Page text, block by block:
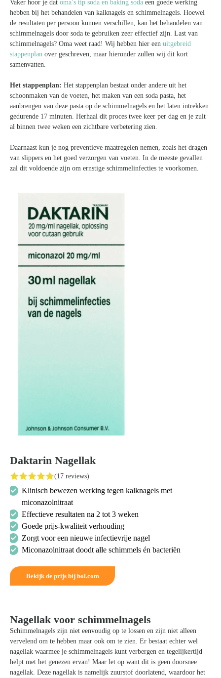
Vaker hoor je dat oma’s tip soda en baking soda een goede werking
hebben bij het behandelen van kalknagels en schimmelnagels. Hoewel
de resultaten per persoon kunnen verschillen, kan het behandelen van
schimmelnagels door soda te gebruiken zeer effectief zijn. Last van
schimmelnagels? Oma weet raad! Wij hebben hier een uitgebreid
stappenplan over geschreven, maar hieronder zullen wij dit kort
samenvatten.
Het stappenplan: Het stappenplan bestaat onder andere uit het
schoonmaken van de voeten, het maken van een soda pasta, het
aanbrengen van deze pasta op de schimmelnagels en het laten intrekken
gedurende 17 minuten. Herhaal dit proces twee keer per dag en je zult
al binnen twee weken een zichtbare verbetering zien.
Daarnaast kun je nog preventieve maatregelen nemen, zoals het dragen
van slippers en het goed verzorgen van voeten. In de meeste gevallen
zal dit voldoende zijn om ernstige schimmelinfecties te voorkomen.
Daktarin Nagellak
(17 reviews)
Klinisch bewezen werking tegen kalknagels met
miconazolnitraat
Effectieve resultaten na 2 tot 3 weken
Goede prijs-kwaliteit verhouding
Zorgt voor een nieuwe infectievrije nagel
Miconazolnitraat doodt alle schimmels én bacteriën
Bekijk de prijs bij bol.com
Nagellak voor schimmelnagels
Schimmelnagels zijn niet eenvoudig op te lossen en zijn niet alleen
vervelend om te hebben maar ook om te zien. Er bestaat echter wel
nagellak waarmee je schimmelnagels kunt verbergen en tegelijkertijd
helpt met het genezen ervan! Maar let op want dit is geen doorsnee
nagellak. Deze nagellak is namelijk zuurstof doorlatend, waardoor het